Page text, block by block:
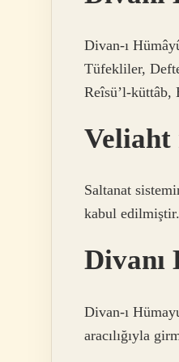
Divan-ı
Tüfekliler,
Reîsü’l-küttâb,
Veliaht
Saltanat
kabul edilmiştir.
Divanı
Divan-ı
aracılığıyla